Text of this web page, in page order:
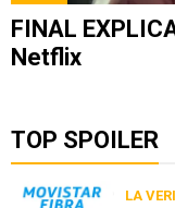
FINAL
Netflix
TOP SPOILER
LA